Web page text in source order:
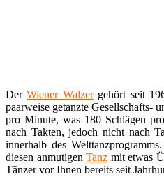
DerWiener Walzergehört seit
paarweise getanzte Gesellschafts-
pro Minute, was 180 Schlägen
nach Takten, jedoch nicht nach
innerhalb des
diesen anmutigenTanz mit etwas
Tänzer vor Ihnen bereits seit